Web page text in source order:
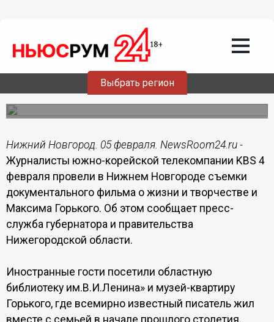
Выбрать регион
Журналисты из Южной Кореи сняли
фильм о Максиме Горьком
Съемки прошли в областной библиотеке им. Ленина и
музее-квартире Горького.
Нижний Новгород. 05 февраля. NewsRoom24.ru -
Журналисты южно-корейской телекомпании KBS 4
февраля провели в Нижнем Новгороде съемки
документального фильма о жизни и творчестве и
Максима Горького. Об этом сообщает пресс-
служба губернатора и правительства
Нижегородской области.
Иностранные гости посетили областную
библиотеку им.В.И.Ленина» и музей-квартиру
Горького, где всемирно известный писатель жил
вместе с семьей в начале прошлого столетия.